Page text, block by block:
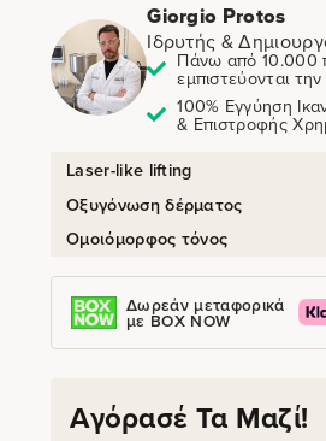
Giorgio Protos
Ιδρυτής &
Πάνω από 10.000
εμπιστεύονται
100% Εγγύηση
& Επιστροφής
Laser-like lifting
Οξυγόνωση δέρματος
Ομοιόμορφος τόνος
Δωρεάν μεταφορικά
με BOX NOW
Αγόρασέ Τα Μαζί!